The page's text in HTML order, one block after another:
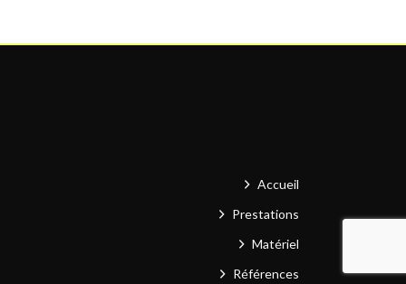
Accueil
Prestations
Matériel
Références